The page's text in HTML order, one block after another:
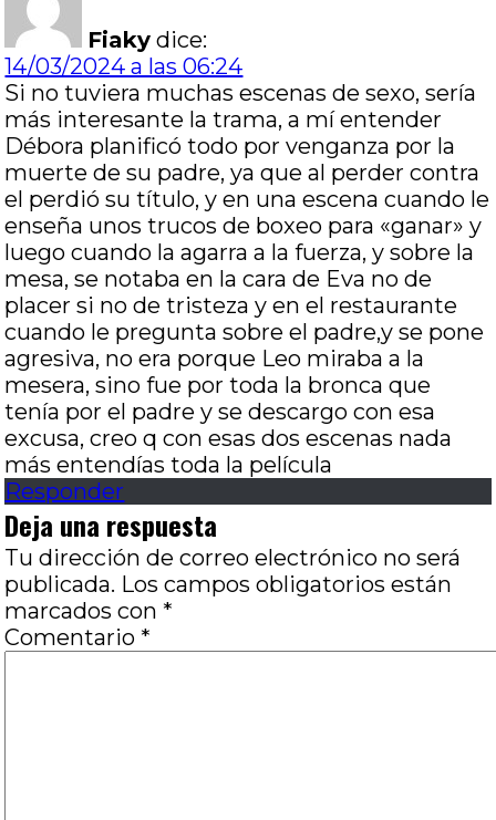
Fiaky dice:
14/03/2024 a las 06:24
Si no tuviera muchas escenas de sexo, sería
más interesante la trama, a mí entender
Débora planificó todo por venganza por la
muerte de su padre, ya que al perder contra
el perdió su título, y en una escena cuando le
enseña unos trucos de boxeo para «ganar» y
luego cuando la agarra a la fuerza, y sobre la
mesa, se notaba en la cara de Eva no de
placer si no de tristeza y en el restaurante
cuando le pregunta sobre el padre,y se pone
agresiva, no era porque Leo miraba a la
mesera, sino fue por toda la bronca que
tenía por el padre y se descargo con esa
excusa, creo q con esas dos escenas nada
más entendías toda la película
Responder
Deja una respuesta
Tu dirección de correo electrónico no será
publicada. Los campos obligatorios están
marcados con *
Comentario *